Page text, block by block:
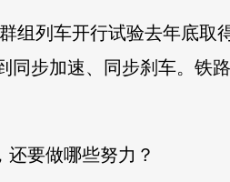
组列车开行试验去年底取
同步加速、同步刹车。铁
还要做哪些努力？